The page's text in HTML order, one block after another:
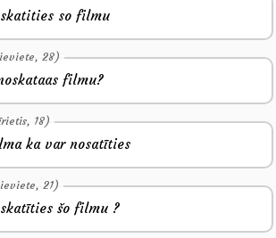
so filmu
28)
filmu?
18)
ka var nosatīties
21)
šo filmu ?